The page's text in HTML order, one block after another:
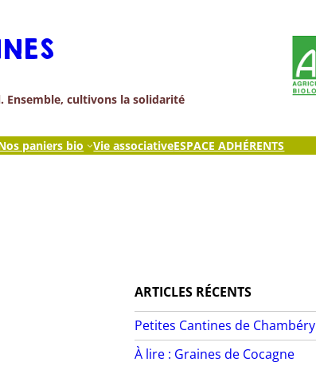
Ensemble, cultivons la solidarité
paniers bio Vie associativeESPACE ADHÉRENTS
ARTICLES RÉCENTS
Petites Cantines de Chambéry
À lire : Graines de Cocagne